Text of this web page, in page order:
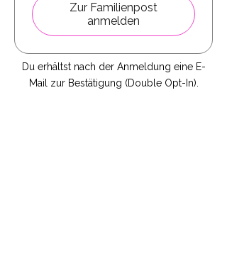
Zur Familienpost
anmelden
Du erhältst nach der Anmeldung eine E-
Mail zur Bestätigung (Double Opt-In).